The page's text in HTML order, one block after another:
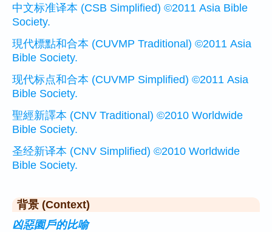
中文标准译本 (CSB Simplified) ©2011 Asia Bible
Society.
現代標點和合本 (CUVMP Traditional) ©2011 Asia
Bible Society.
现代标点和合本 (CUVMP Simplified) ©2011 Asia
Bible Society.
聖經新譯本 (CNV Traditional) ©2010 Worldwide
Bible Society.
圣经新译本 (CNV Simplified) ©2010 Worldwide
Bible Society.
背景 (Context)
凶惡園戶的比喻